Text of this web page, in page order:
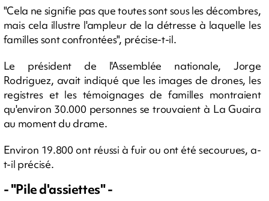
"Cela ne signifie pas que toutes sont sous les décombres,
mais cela illustre l'ampleur de la détresse à laquelle les
familles sont confrontées", précise-t-il.
Le président de l'Assemblée nationale, Jorge
Rodriguez, avait indiqué que les images de drones, les
registres et les témoignages de familles montraient
qu'environ 30.000 personnes se trouvaient à La Guaira
au moment du drame.
Environ 19.800 ont réussi à fuir ou ont été secourues, a-
t-il précisé.
- "Pile d'assiettes" -